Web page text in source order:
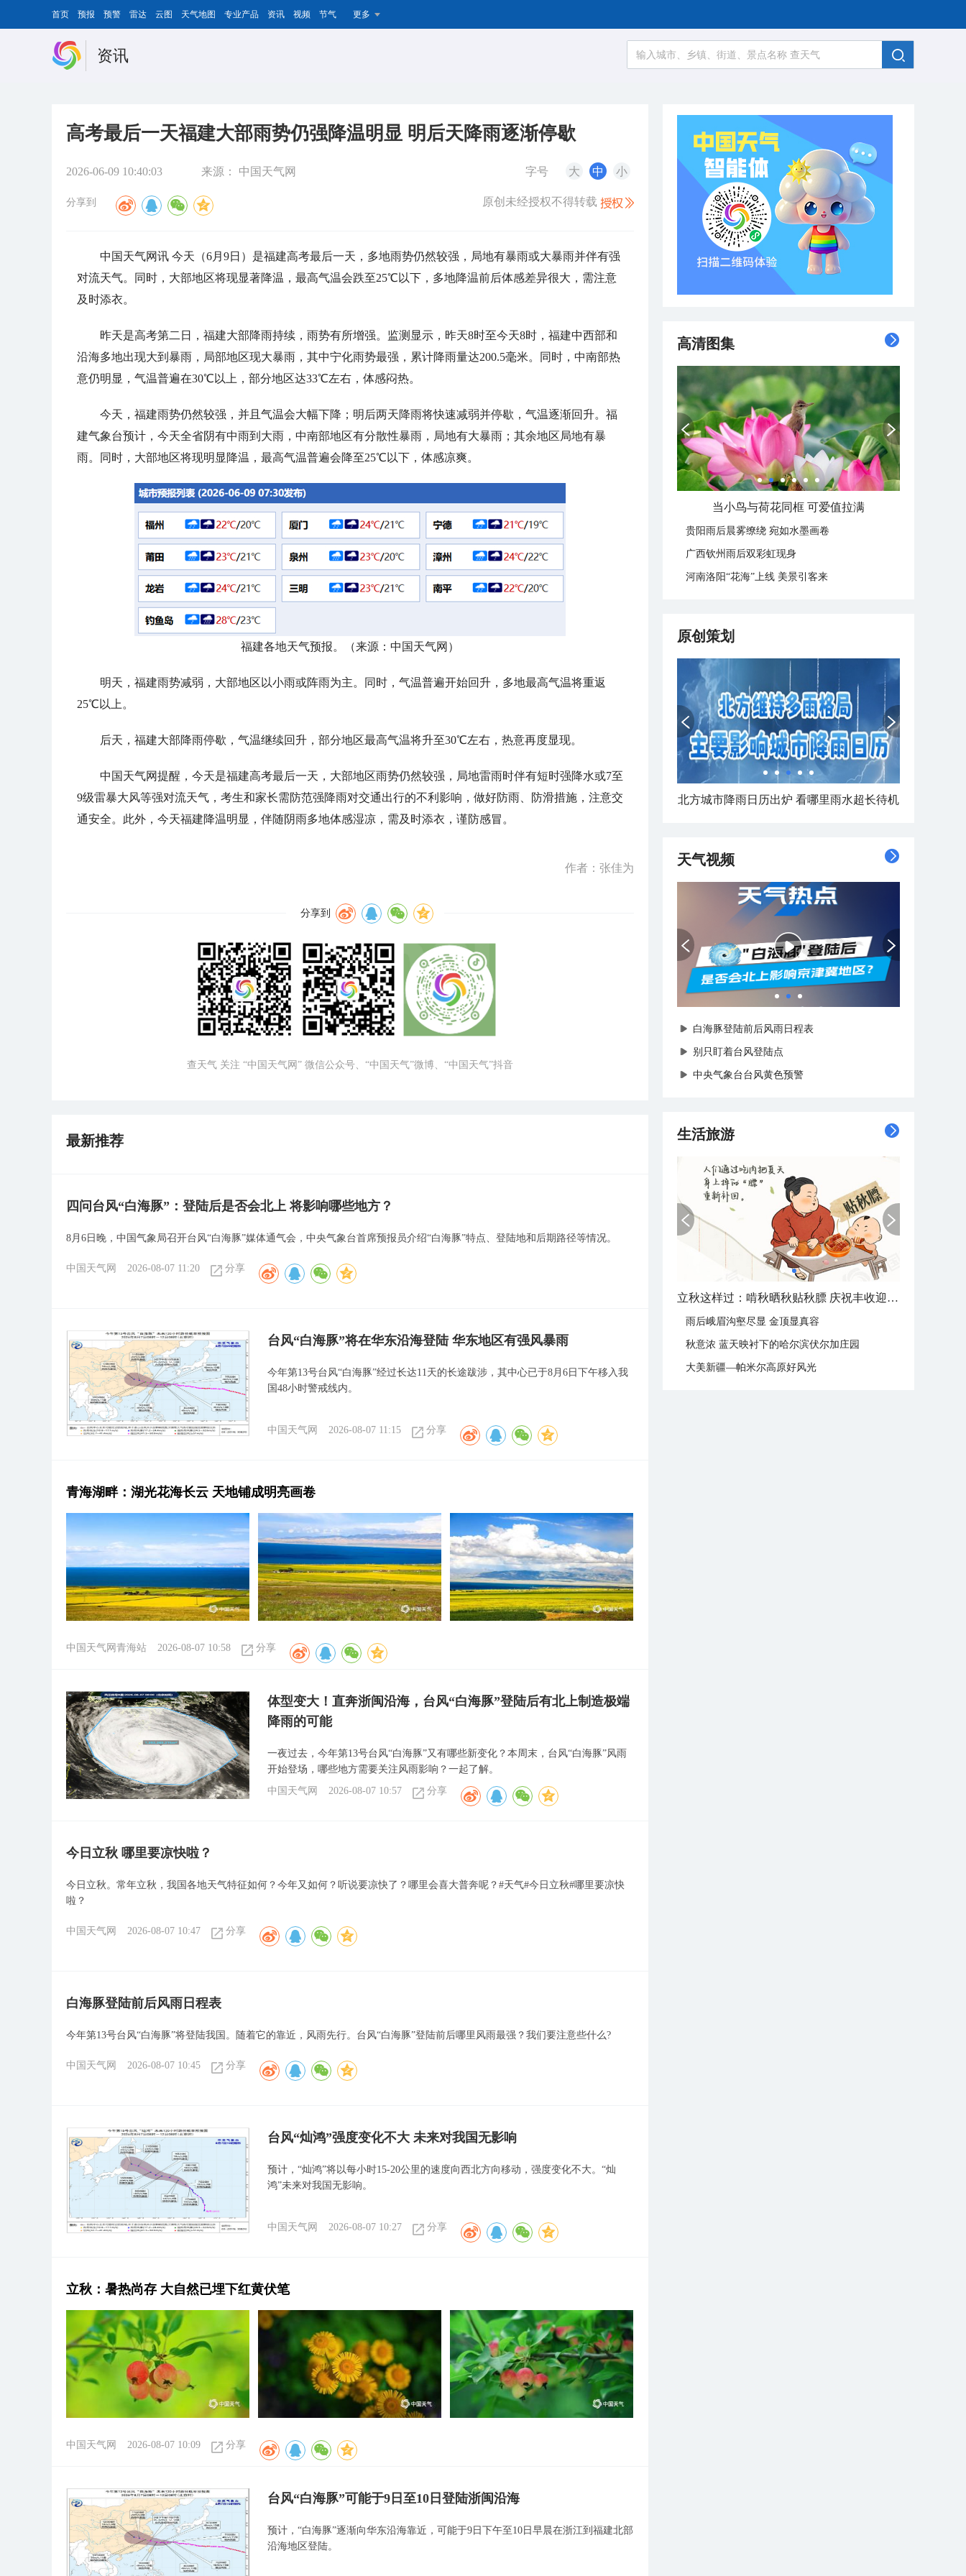
首页 预报 预警 雷达 云图 天气地图 专业产品 资讯 视频 节气 更多
资讯
高考最后一天福建大部雨势仍强降温明显 明后天降雨逐渐停歇
2026-06-09 10:40:03 来源： 中国天气网 字号 大 中 小
分享到 原创未经授权不得转载
中国天气网讯 今天（6月9日）是福建高考最后一天，多地雨势仍然较强，局地有暴雨或大暴雨并伴有强
对流天气。同时，大部地区将现显著降温，最高气温会跌至25℃以下，多地降温前后体感差异很大，需注意
及时添衣。
昨天是高考第二日，福建大部降雨持续，雨势有所增强。监测显示，昨天8时至今天8时，福建中西部和
沿海多地出现大到暴雨，局部地区现大暴雨，其中宁化雨势最强，累计降雨量达200.5毫米。同时，中南部热
意仍明显，气温普遍在30℃以上，部分地区达33℃左右，体感闷热。
今天，福建雨势仍然较强，并且气温会大幅下降；明后两天降雨将快速减弱并停歇，气温逐渐回升。福
建气象台预计，今天全省阴有中雨到大雨，中南部地区有分散性暴雨，局地有大暴雨；其余地区局地有暴
雨。同时，大部地区将现明显降温，最高气温普遍会降至25℃以下，体感凉爽。
福建各地天气预报。（来源：中国天气网）
明天，福建雨势减弱，大部地区以小雨或阵雨为主。同时，气温普遍开始回升，多地最高气温将重返
25℃以上。
后天，福建大部降雨停歇，气温继续回升，部分地区最高气温将升至30℃左右，热意再度显现。
中国天气网提醒，今天是福建高考最后一天，大部地区雨势仍然较强，局地雷雨时伴有短时强降水或7至
9级雷暴大风等强对流天气，考生和家长需防范强降雨对交通出行的不利影响，做好防雨、防滑措施，注意交
通安全。此外，今天福建降温明显，伴随阴雨多地体感湿凉，需及时添衣，谨防感冒。
作者：张佳为
分享到
查天气 关注 “中国天气网” 微信公众号、“中国天气”微博、“中国天气”抖音
最新推荐
四问台风“白海豚”：登陆后是否会北上 将影响哪些地方？
8月6日晚，中国气象局召开台风“白海豚”媒体通气会，中央气象台首席预报员介绍“白海豚”特点、登陆地和后期路径等情况。
中国天气网 2026-08-07 11:20 分享
台风“白海豚”将在华东沿海登陆 华东地区有强风暴雨
今年第13号台风“白海豚”经过长达11天的长途跋涉，其中心已于8月6日下午移入我
国48小时警戒线内。
中国天气网 2026-08-07 11:15 分享
青海湖畔：湖光花海长云 天地铺成明亮画卷
中国天气网青海站 2026-08-07 10:58 分享
体型变大！直奔浙闽沿海，台风“白海豚”登陆后有北上制造极端
降雨的可能
一夜过去，今年第13号台风“白海豚”又有哪些新变化？本周末，台风“白海豚”风雨
开始登场，哪些地方需要关注风雨影响？一起了解。
中国天气网
2026-08-07 10:57 分享
今日立秋 哪里要凉快啦？
今日立秋。常年立秋，我国各地天气特征如何？今年又如何？听说要凉快了？哪里会喜大普奔呢？#天气#今日立秋#哪里要凉快
啦？
中国天气网 2026-08-07 10:47 分享
白海豚登陆前后风雨日程表
今年第13号台风“白海豚”将登陆我国。随着它的靠近，风雨先行。台风“白海豚”登陆前后哪里风雨最强？我们要注意些什么?
中国天气网 2026-08-07 10:45 分享
台风“灿鸿”强度变化不大 未来对我国无影响
预计，“灿鸿”将以每小时15-20公里的速度向西北方向移动，强度变化不大。“灿
鸿”未来对我国无影响。
中国天气网 2026-08-07 10:27 分享
立秋：暑热尚存 大自然已埋下红黄伏笔
中国天气网 2026-08-07 10:09 分享
台风“白海豚”可能于9日至10日登陆浙闽沿海
预计，“白海豚”逐渐向华东沿海靠近，可能于9日下午至10日早晨在浙江到福建北部
沿海地区登陆。
高清图集
夏天的快乐 藏在这些消暑美味里
贵阳雨后晨雾缭绕 宛如水墨画卷
广西钦州雨后双彩虹现身
河南洛阳“花海”上线 美景引客来
原创策划
北方城市降雨日历出炉 看哪里雨水超长待机
天气视频
白海豚登陆前后风雨日程表
别只盯着台风登陆点
​中央气象台台风黄色预警
生活旅游
立秋这样过：啃秋晒秋贴秋膘 庆祝丰收迎秋来
雨后峨眉沟壑尽显 金顶显真容
秋意浓 蓝天映衬下的哈尔滨伏尔加庄园
大美新疆—帕米尔高原好风光